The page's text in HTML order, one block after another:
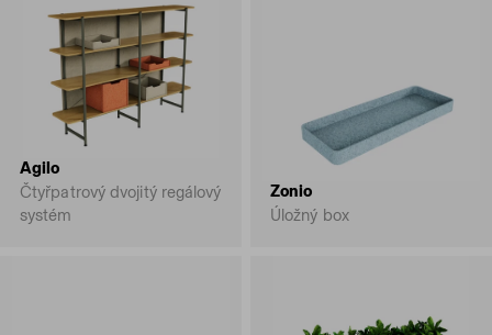
Agilo
Čtyřpatrový dvojitý regálový
systém
Zonio
Úložný box